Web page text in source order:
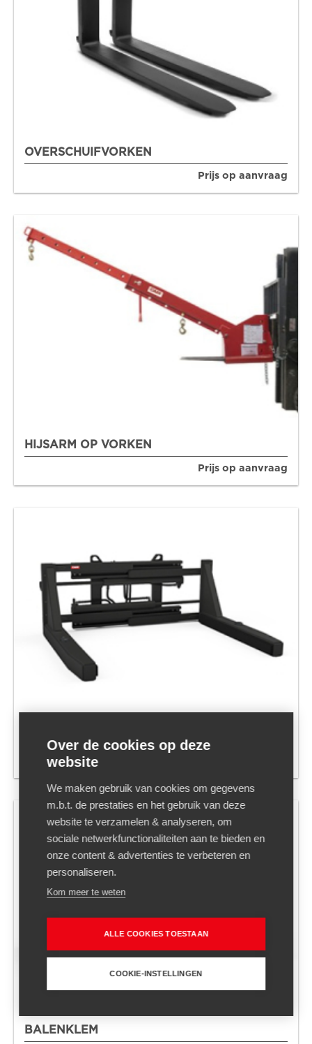
Over de cookies op deze
website
We maken gebruik van cookies om gegevens
m.b.t. de prestaties en het gebruik van deze
website te verzamelen & analyseren, om
sociale netwerkfunctionaliteiten aan te bieden en
onze content & advertenties te verbeteren en
personaliseren.
Kom meer te weten
ALLE COOKIES TOESTAAN
COOKIE-INSTELLINGEN
OVERSCHUIFVORKEN
Prijs op aanvraag
HIJSARM OP VORKEN
Prijs op aanvraag
VORKENVERSTELLER
BALENKLEM